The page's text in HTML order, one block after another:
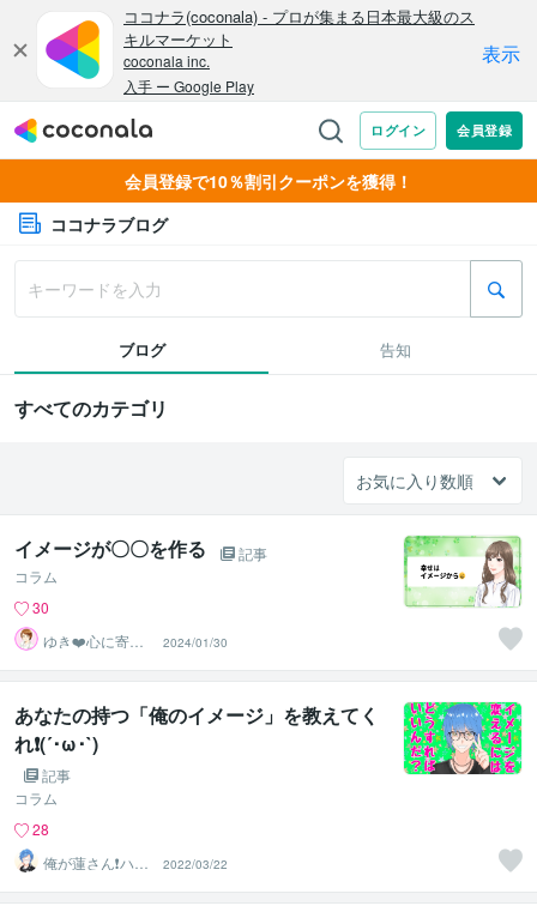
会員登録で10％割引クーポンを獲得！
ココナラブログ
ブログ 告知
すべてのカテゴリ
イメージが〇〇を作る
記事
コラム
30
ゆき❤️心に寄り
添う癒しのナー
ス
2024/01/30
あなたの持つ「俺のイメージ」を教えてく
れ❗️(´･ω･`)
記事
コラム
28
俺が蓮さん❗️ハス
じゃありません
w
2022/03/22